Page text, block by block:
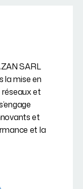
SARL
la mise en
et
et
et la